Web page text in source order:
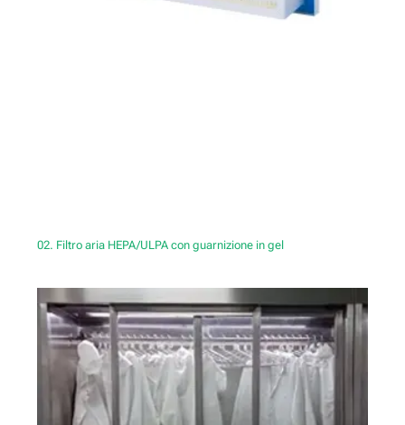
02. Filtro aria HEPA/ULPA con guarnizione in gel